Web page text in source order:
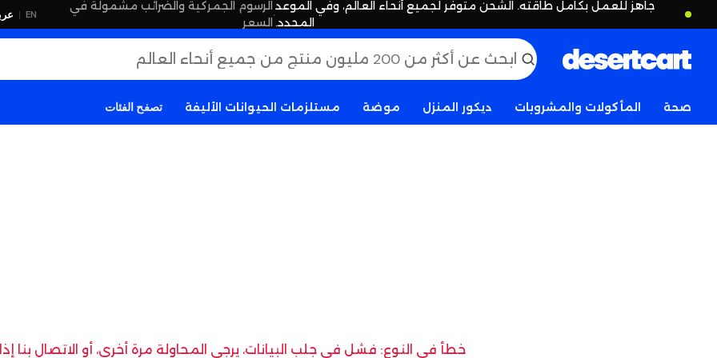
جاهز للعمل بكامل طاقته. الشحن متوفر لجميع أنحاء العالم، وفي الموعد
المحدد.
·
الرسوم الجمركية والضرائب مشمولة في
السعر
EN
|
صحة المأكولات والمشروبات ديكور المنزل موضة مستلزمات الحيوانات الأليفة تصفح الفئات
خطأ في النوع: فشل في جلب البيانات، يرجى المحاولة مرة أخرى، أو الاتصال بنا